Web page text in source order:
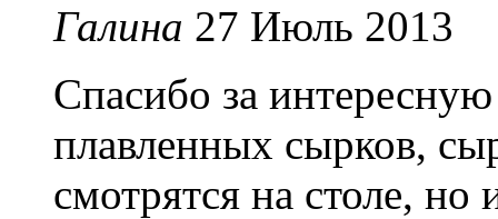
Галина 27 Июль 2013
Спасибо за
плавленных сырков,
смотрятся на столе, но